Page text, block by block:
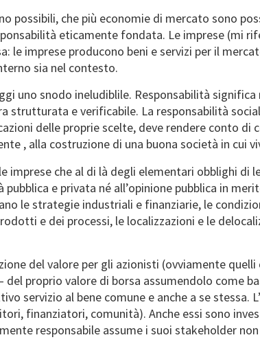
possibili, che più economie di mercato sono
eticamente fondata. Le imprese (mi
le imprese producono beni e servizi per il
sia nel contesto.
uno snodo ineludiblile. Responsabilità
strutturata e verificabile. La responsabilità
delle proprie scelte, deve rendere conto di
, alla costruzione di una buona società in cui
imprese che al di là degli elementari obblighi di
e privata né all’opinione pubblica in
le strategie industriali e finanziarie, le
e dei processi, le localizzazioni e le
del valore per gli azionisti (ovviamente
proprio valore di borsa assumendolo come
servizio al bene comune e anche a se stessa.
finanziatori, comunità). Anche essi sono
responsabile assume i suoi stakeholder